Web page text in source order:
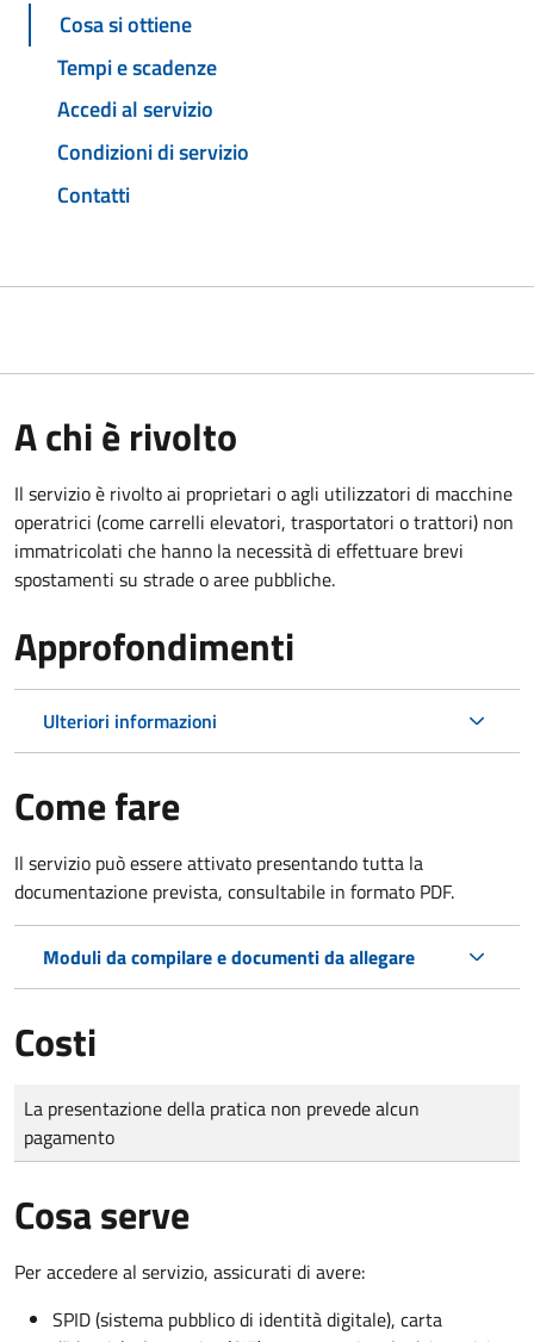
Cosa si ottiene
Tempi e scadenze
Accedi al servizio
Condizioni di servizio
Contatti
A chi è rivolto
Il servizio è rivolto ai proprietari o agli utilizzatori di macchine
operatrici (come carrelli elevatori, trasportatori o trattori) non
immatricolati che hanno la necessità di effettuare brevi
spostamenti su strade o aree pubbliche.
Approfondimenti
Ulteriori informazioni
Come fare
Il servizio può essere attivato presentando tutta la
documentazione prevista, consultabile in formato PDF.
Moduli da compilare e documenti da allegare
Costi
Tipo di pagamento
Importo
La presentazione della pratica non prevede alcun
pagamento
Cosa serve
Per accedere al servizio, assicurati di avere:
SPID (sistema pubblico di identità digitale), carta